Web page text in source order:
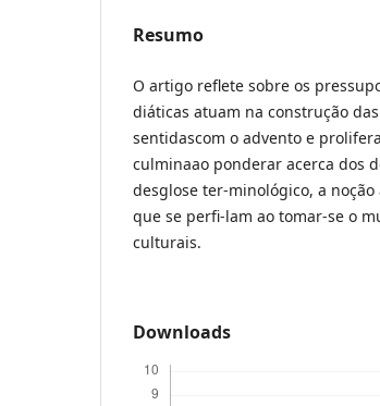
Resumo
O artigo reflete sobre os
diáticas atuam na construção
sentidascom o advento e
culminaao ponderar acerca dos
desglose ter-minológico, a
que se perfi-lam ao tomar-se o
culturais.
Downloads